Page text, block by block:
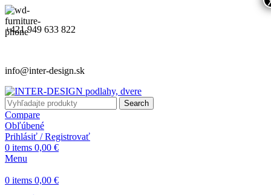
+421 949 633 822
info@inter-design.sk
Search
Compare
Obľúbené
Prihlásiť / Registrovať
0 items 0,00 €
Menu
0 items 0,00 €